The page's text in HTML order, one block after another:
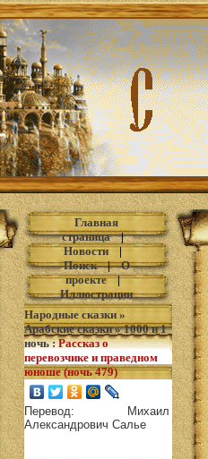
Главная
страница|
Новости|
Поиск|О
проекте|
Иллюстрации
Народные сказки »
Арабские сказки»1000 и 1
ночь: Рассказ о
перевозчике и праведном
юноше (ночь 479)
Перевод: Михаил
Александрович Салье